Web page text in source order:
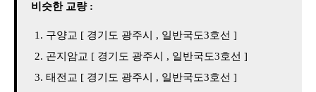
비슷한 교량 :
구양교 [ 경기도 광주시 , 일반국도3호선 ]
곤지암교 [ 경기도 광주시 , 일반국도3호선 ]
태전교 [ 경기도 광주시 , 일반국도3호선 ]